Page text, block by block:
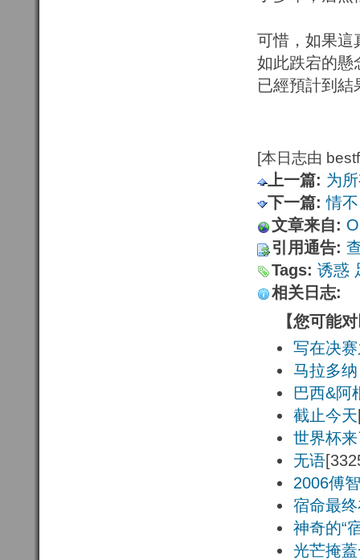
可惜，如果
如此跌宕的懸
已經預計到
[本日志由
上一篇: 为
下一篇: 情
文章来自:
引用通告:
Tags: 诱惑
相关日志:
【您可能
写在决
马拉多
巴西&阿
截止今天
世界杯
无语
2006傅
宿命最
神奇的“
光芒掩